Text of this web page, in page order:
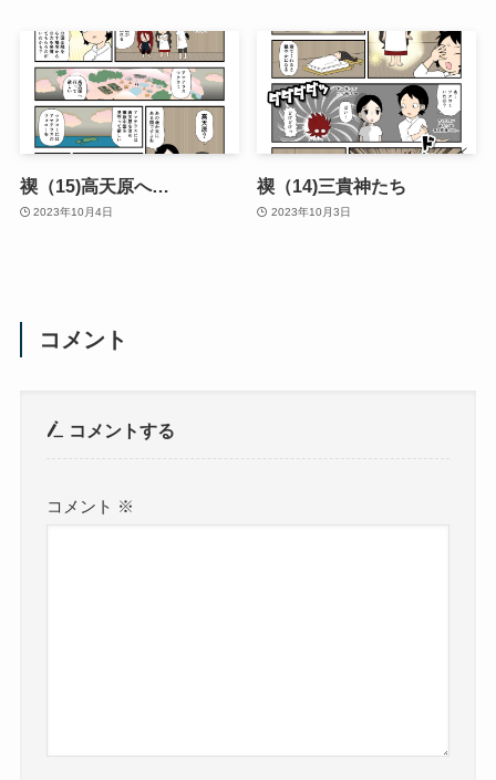
禊（15)高天原へ…
2023年10月4日
禊（14)三貴神たち
2023年10月3日
コメント
コメントする
コメント ※